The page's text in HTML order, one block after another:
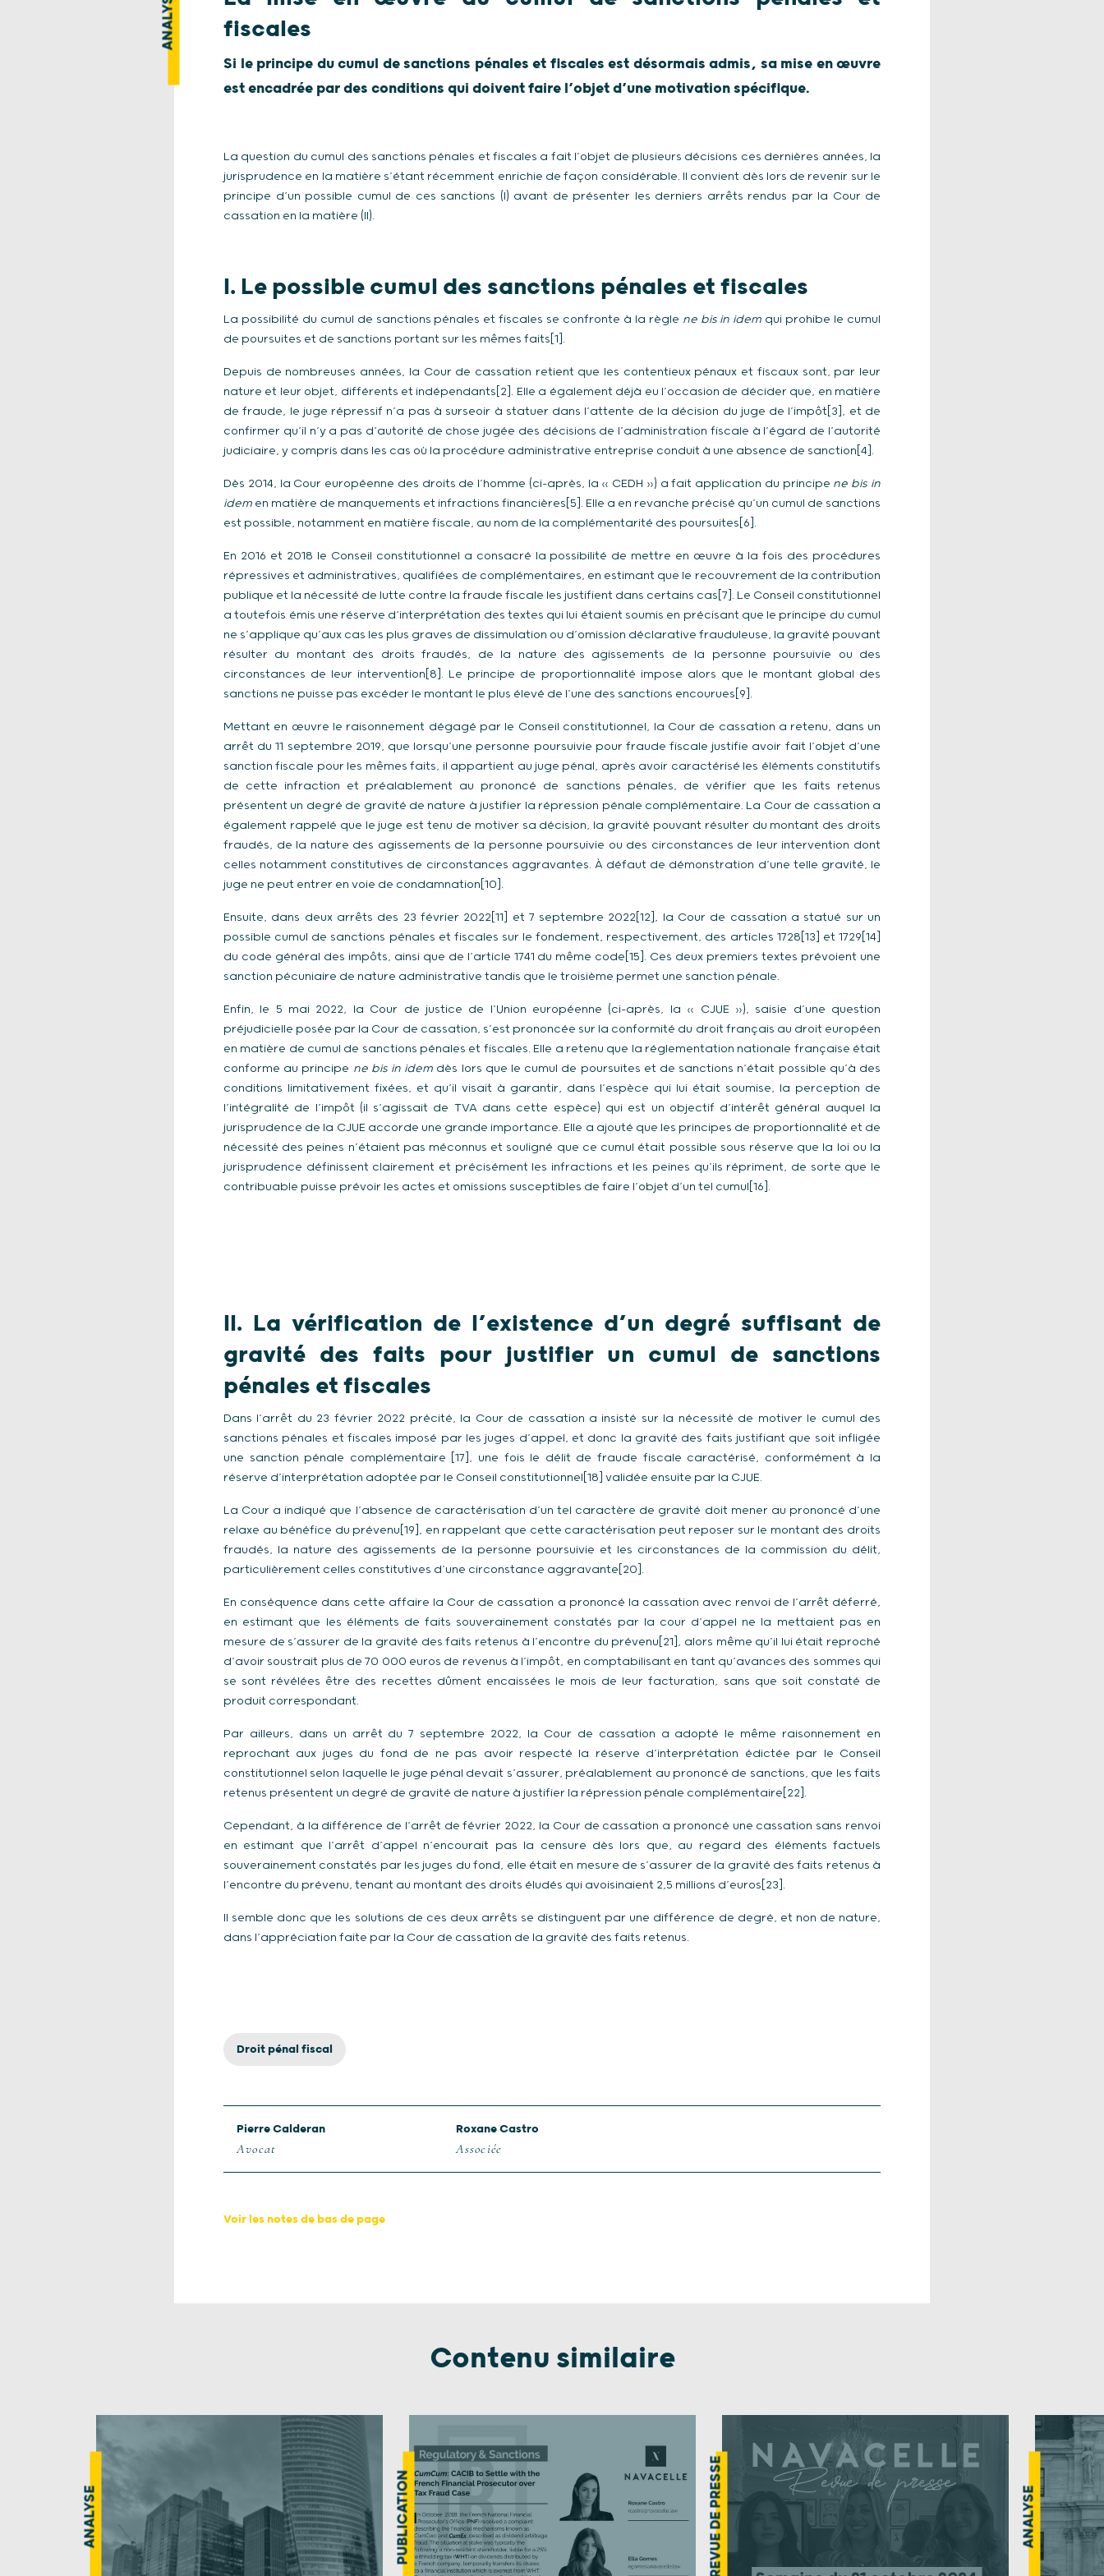
ANALYSE
fiscales
Si le principe du cumul de sanctions pénales et fiscales est désormais admis, sa mise en œuvre
est encadrée par des conditions qui doivent faire l’objet d’une motivation spécifique.
La question du cumul des sanctions pénales et fiscales a fait l’objet de plusieurs décisions ces dernières années, la
jurisprudence en la matière s’étant récemment enrichie de façon considérable. Il convient dès lors de revenir sur le
principe d’un possible cumul de ces sanctions (I) avant de présenter les derniers arrêts rendus par la Cour de
cassation en la matière (II).
I. Le possible cumul des sanctions pénales et fiscales
La possibilité du cumul de sanctions pénales et fiscales se confronte à la règle ne bis in idem qui prohibe le cumul
de poursuites et de sanctions portant sur les mêmes faits[1].
Depuis de nombreuses années, la Cour de cassation retient que les contentieux pénaux et fiscaux sont, par leur
nature et leur objet, différents et indépendants[2]. Elle a également déjà eu l’occasion de décider que, en matière
de fraude, le juge répressif n’a pas à surseoir à statuer dans l’attente de la décision du juge de l’impôt[3], et de
confirmer qu’il n’y a pas d’autorité de chose jugée des décisions de l’administration fiscale à l’égard de l’autorité
judiciaire, y compris dans les cas où la procédure administrative entreprise conduit à une absence de sanction[4].
Dès 2014, la Cour européenne des droits de l’homme (ci-après, la « CEDH ») a fait application du principe ne bis in
idem en matière de manquements et infractions financières[5]. Elle a en revanche précisé qu’un cumul de sanctions
est possible, notamment en matière fiscale, au nom de la complémentarité des poursuites[6].
En 2016 et 2018 le Conseil constitutionnel a consacré la possibilité de mettre en œuvre à la fois des procédures
répressives et administratives, qualifiées de complémentaires, en estimant que le recouvrement de la contribution
publique et la nécessité de lutte contre la fraude fiscale les justifient dans certains cas[7]. Le Conseil constitutionnel
a toutefois émis une réserve d’interprétation des textes qui lui étaient soumis en précisant que le principe du cumul
ne s’applique qu’aux cas les plus graves de dissimulation ou d’omission déclarative frauduleuse, la gravité pouvant
résulter du montant des droits fraudés, de la nature des agissements de la personne poursuivie ou des
circonstances de leur intervention[8]. Le principe de proportionnalité impose alors que le montant global des
sanctions ne puisse pas excéder le montant le plus élevé de l’une des sanctions encourues[9].
Mettant en œuvre le raisonnement dégagé par le Conseil constitutionnel, la Cour de cassation a retenu, dans un
arrêt du 11 septembre 2019, que lorsqu’une personne poursuivie pour fraude fiscale justifie avoir fait l’objet d’une
sanction fiscale pour les mêmes faits, il appartient au juge pénal, après avoir caractérisé les éléments constitutifs
de cette infraction et préalablement au prononcé de sanctions pénales, de vérifier que les faits retenus
présentent un degré de gravité de nature à justifier la répression pénale complémentaire. La Cour de cassation a
également rappelé que le juge est tenu de motiver sa décision, la gravité pouvant résulter du montant des droits
fraudés, de la nature des agissements de la personne poursuivie ou des circonstances de leur intervention dont
celles notamment constitutives de circonstances aggravantes. À défaut de démonstration d’une telle gravité, le
juge ne peut entrer en voie de condamnation[10].
Ensuite, dans deux arrêts des 23 février 2022[11] et 7 septembre 2022[12], la Cour de cassation a statué sur un
possible cumul de sanctions pénales et fiscales sur le fondement, respectivement, des articles 1728[13] et 1729[14]
du code général des impôts, ainsi que de l’article 1741 du même code[15]. Ces deux premiers textes prévoient une
sanction pécuniaire de nature administrative tandis que le troisième permet une sanction pénale.
Enfin, le 5 mai 2022, la Cour de justice de l’Union européenne (ci-après, la « CJUE »), saisie d’une question
préjudicielle posée par la Cour de cassation, s’est prononcée sur la conformité du droit français au droit européen
en matière de cumul de sanctions pénales et fiscales. Elle a retenu que la réglementation nationale française était
conforme au principe ne bis in idem dès lors que le cumul de poursuites et de sanctions n’était possible qu’à des
conditions limitativement fixées, et qu’il visait à garantir, dans l’espèce qui lui était soumise, la perception de
l’intégralité de l’impôt (il s’agissait de TVA dans cette espèce) qui est un objectif d’intérêt général auquel la
jurisprudence de la CJUE accorde une grande importance. Elle a ajouté que les principes de proportionnalité et de
nécessité des peines n’étaient pas méconnus et souligné que ce cumul était possible sous réserve que la loi ou la
jurisprudence définissent clairement et précisément les infractions et les peines qu’ils répriment, de sorte que le
contribuable puisse prévoir les actes et omissions susceptibles de faire l’objet d’un tel cumul[16].
II. La vérification de l’existence d’un degré suffisant de
gravité des faits pour justifier un cumul de sanctions
pénales et fiscales
Dans l’arrêt du 23 février 2022 précité, la Cour de cassation a insisté sur la nécessité de motiver le cumul des
sanctions pénales et fiscales imposé par les juges d’appel, et donc la gravité des faits justifiant que soit infligée
une sanction pénale complémentaire [17], une fois le délit de fraude fiscale caractérisé, conformément à la
réserve d’interprétation adoptée par le Conseil constitutionnel[18] validée ensuite par la CJUE.
La Cour a indiqué que l’absence de caractérisation d’un tel caractère de gravité doit mener au prononcé d’une
relaxe au bénéfice du prévenu[19], en rappelant que cette caractérisation peut reposer sur le montant des droits
fraudés, la nature des agissements de la personne poursuivie et les circonstances de la commission du délit,
particulièrement celles constitutives d’une circonstance aggravante[20].
En conséquence dans cette affaire la Cour de cassation a prononcé la cassation avec renvoi de l’arrêt déferré,
en estimant que les éléments de faits souverainement constatés par la cour d’appel ne la mettaient pas en
mesure de s’assurer de la gravité des faits retenus à l’encontre du prévenu[21], alors même qu’il lui était reproché
d’avoir soustrait plus de 70 000 euros de revenus à l’impôt, en comptabilisant en tant qu’avances des sommes qui
se sont révélées être des recettes dûment encaissées le mois de leur facturation, sans que soit constaté de
produit correspondant.
Par ailleurs, dans un arrêt du 7 septembre 2022, la Cour de cassation a adopté le même raisonnement en
reprochant aux juges du fond de ne pas avoir respecté la réserve d’interprétation édictée par le Conseil
constitutionnel selon laquelle le juge pénal devait s’assurer, préalablement au prononcé de sanctions, que les faits
retenus présentent un degré de gravité de nature à justifier la répression pénale complémentaire[22].
Cependant, à la différence de l’arrêt de février 2022, la Cour de cassation a prononcé une cassation sans renvoi
en estimant que l’arrêt d’appel n’encourait pas la censure dès lors que, au regard des éléments factuels
souverainement constatés par les juges du fond, elle était en mesure de s’assurer de la gravité des faits retenus à
l’encontre du prévenu, tenant au montant des droits éludés qui avoisinaient 2,5 millions d’euros[23].
Il semble donc que les solutions de ces deux arrêts se distinguent par une différence de degré, et non de nature,
dans l’appréciation faite par la Cour de cassation de la gravité des faits retenus.
Droit pénal fiscal
Pierre Calderan
Avocat
Roxane Castro
Associée
Voir les notes de bas de page
Contenu similaire
ANALYSE PUBLICATION REVUE DE PRESSE ANALYSE